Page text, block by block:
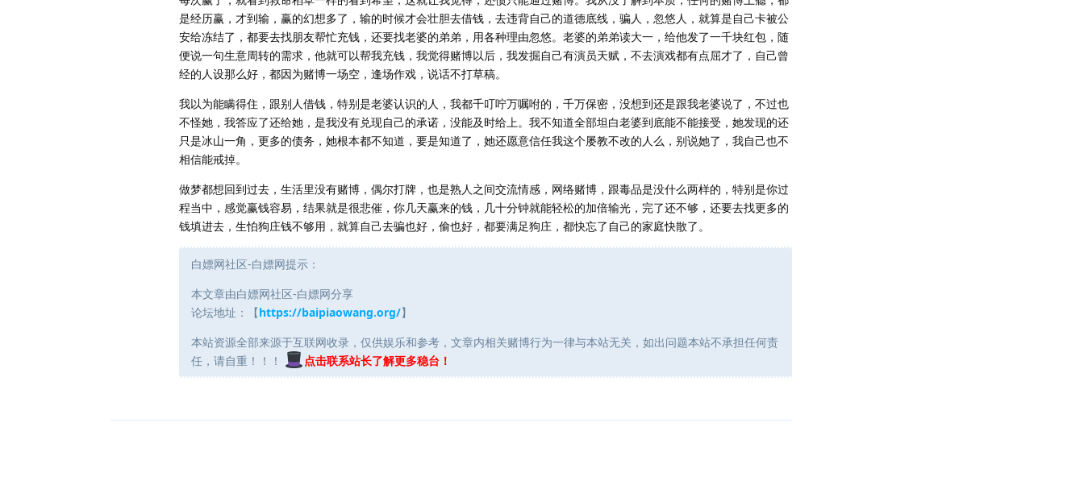
是经历赢，才到输，赢的幻想多了，输的时候才会壮胆去借钱，去违背自己的道德底线，骗人，忽悠人，就算是自己卡被公
安给冻结了，都要去找朋友帮忙充钱，还要找老婆的弟弟，用各种理由忽悠。老婆的弟弟读大一，给他发了一千块红包，随
便说一句生意周转的需求，他就可以帮我充钱，我觉得赌博以后，我发掘自己有演员天赋，不去演戏都有点屈才了，自己曾
经的人设那么好，都因为赌博一场空，逢场作戏，说话不打草稿。
我以为能瞒得住，跟别人借钱，特别是老婆认识的人，我都千叮咛万嘱咐的，千万保密，没想到还是跟我老婆说了，不过也
不怪她，我答应了还给她，是我没有兑现自己的承诺，没能及时给上。我不知道全部坦白老婆到底能不能接受，她发现的还
只是冰山一角，更多的债务，她根本都不知道，要是知道了，她还愿意信任我这个屡教不改的人么，别说她了，我自己也不
相信能戒掉。
做梦都想回到过去，生活里没有赌博，偶尔打牌，也是熟人之间交流情感，网络赌博，跟毒品是没什么两样的，特别是你过
程当中，感觉赢钱容易，结果就是很悲催，你几天赢来的钱，几十分钟就能轻松的加倍输光，完了还不够，还要去找更多的
钱填进去，生怕狗庄钱不够用，就算自己去骗也好，偷也好，都要满足狗庄，都快忘了自己的家庭快散了。
白嫖网社区-白嫖网提示：
本文章由白嫖网社区-白嫖网分享
论坛地址：【https://baipiaowang.org/】
本站资源全部来源于互联网收录，仅供娱乐和参考，文章内相关赌博行为一律与本站无关，如出问题本站不承担任何责
任，请自重！！！
点击联系站长了解更多稳台！